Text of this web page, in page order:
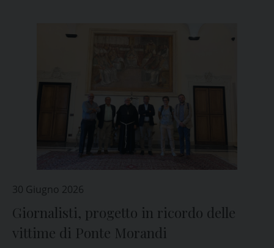
30 Giugno 2026
Giornalisti, progetto in ricordo delle
vittime di Ponte Morandi